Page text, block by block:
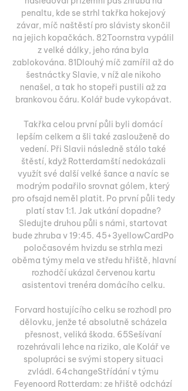
penaltu, kde se strhl takřka hokejový
závar, míč naštěstí pro slávisty skončil
na jejich kopačkách. 82Toornstra vypálil
z velké dálky, jeho rána byla
zablokována. 81Dlouhý míč zamířil až do
šestnáctky Slavie, v níž ale nikoho
nenašel, a tak ho stopeři pustili až za
brankovou čáru. Kolář bude vykopávat.
Takřka celou první půli byli domácí
lepším celkem a šli také zaslouženě do
vedení. Při Slavii následně stálo také
štěstí, když Rotterdamští nedokázali
využít své další velké šance a navíc se
modrým podařilo srovnat gólem, který
pro ofsajd neměl platit. Po první půli tedy
platí stav 1:1. Jak utkání dopadne?
Sledujte druhou půli s námi, startovat
bude zhruba v 19:45. 45+3yellowCardPo
poločasovém hvizdu se strhla mezi
oběma týmy mela ve středu hřiště, hlavní
rozhodčí ukázal červenou kartu
asistentovi trenéra domácího celku.
Forvard hostujícího celku se rozhodl pro
dělovku, jenže té absolutně scházela
přesnost, veliká škoda. 65Sešívaní
rozehrávali lehce na riziko, ale Kolář ve
spolupráci se svými stopery situaci
zvládl. 64changeStřídání v týmu
Feyenoord Rotterdam: ze hřiště odchází